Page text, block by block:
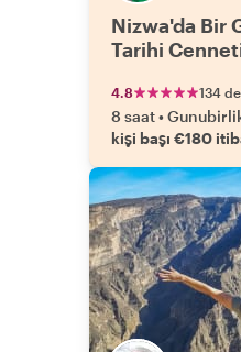
Nizwa'da Bir
Tarihi
4.8 134
8 saat•
kişi başı €180